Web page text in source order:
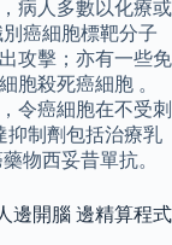
病人多數以化療或
癌細胞標靶分子
攻擊；亦有一些免
胞殺死癌細胞 。
令癌細胞在不受刺
抑制劑包括治療乳
物西妥昔單抗。
邊開腦 邊精算程式